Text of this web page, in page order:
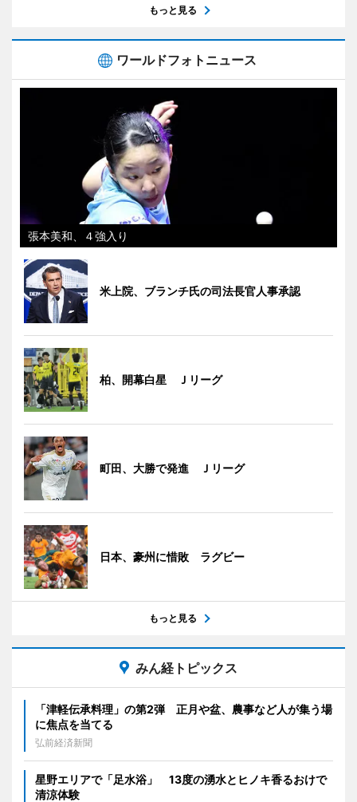
もっと見る
ワールドフォトニュース
張本美和、４強入り
米上院、ブランチ氏の司法長官人事承認
柏、開幕白星 Ｊリーグ
町田、大勝で発進 Ｊリーグ
日本、豪州に惜敗 ラグビー
もっと見る
みん経トピックス
「津軽伝承料理」の第2弾 正月や盆、農事など人が集う場
に焦点を当てる
弘前経済新聞
星野エリアで「足水浴」 13度の湧水とヒノキ香るおけで
清涼体験